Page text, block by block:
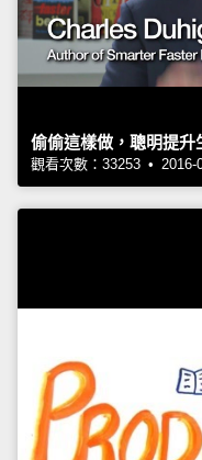
偷偷這樣做，聰明提升
觀看次數：33253 • 2016-